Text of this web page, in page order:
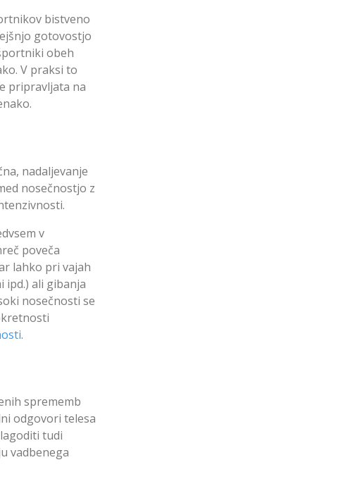
bistveno
gotovostjo
obeh
V praksi to
pripravljata na
nadaljevanje
nosečnostjo z
v
poveča
lahko pri vajah
ipd.) ali gibanja
nosečnosti se
.
sprememb
odgovori telesa
tudi
vadbenega